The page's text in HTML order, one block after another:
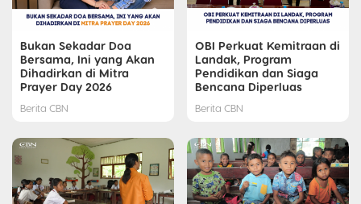
Bukan Sekadar Doa
Bersama, Ini yang Akan
Dihadirkan di Mitra
Prayer Day 2026
Berita CBN
OBI Perkuat Kemitraan di
Landak, Program
Pendidikan dan Siaga
Bencana Diperluas
Berita CBN